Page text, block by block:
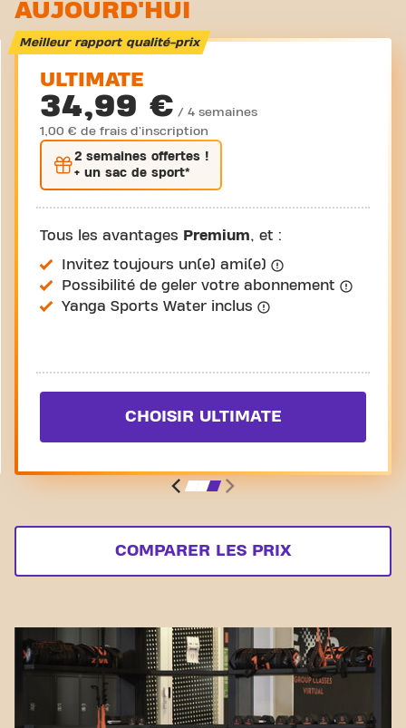
AUJOURD'HUI
Meilleur rapport qualité-prix
ULTIMATE
34,99 € / 4 semaines
1,00 € de frais d'inscription
2 semaines offertes !
+ un sac de sport*
Tous les avantages Premium, et :
Invitez toujours un(e) ami(e)
Possibilité de geler votre abonnement
Yanga Sports Water inclus
CHOISIR ULTIMATE
COMPARER LES PRIX